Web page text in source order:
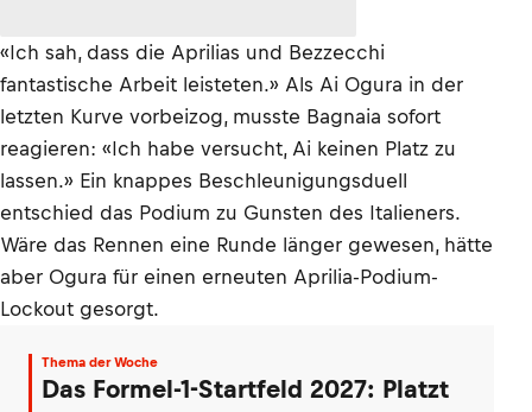
«Ich sah, dass die Aprilias und Bezzecchi
fantastische Arbeit leisteten.» Als Ai Ogura in der
letzten Kurve vorbeizog, musste Bagnaia sofort
reagieren: «Ich habe versucht, Ai keinen Platz zu
lassen.» Ein knappes Beschleunigungsduell
entschied das Podium zu Gunsten des Italieners.
Wäre das Rennen eine Runde länger gewesen, hätte
aber Ogura für einen erneuten Aprilia-Podium-
Lockout gesorgt.
Thema der Woche
Das Formel-1-Startfeld 2027: Platzt